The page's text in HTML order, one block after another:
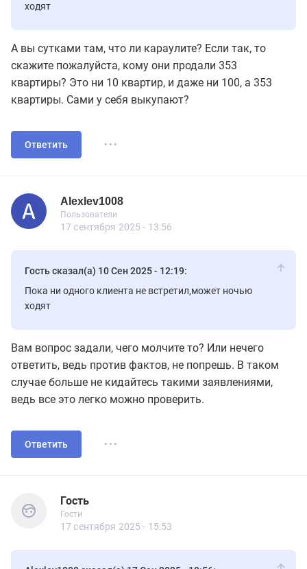
ходят
А вы сутками там, что ли караулите? Если так, то
скажите пожалуйста, кому они продали 353
квартиры? Это ни 10 квартир, и даже ни 100, а 353
квартиры. Сами у себя выкупают?
Ответить ...
Alexlev1008
Alexlev1008
Пользователи
Пользователь
Пользователи
30 сообщений
17 сентября 2025 - 13:56
Гость сказал(а) 10 Сен 2025 - 12:19:
Пока ни одного клиента не встретил,может ночью
ходят
Вам вопрос задали, чего молчите то? Или нечего
ответить, ведь против фактов, не попрешь. В таком
случае больше не кидайтесь такими заявлениями,
ведь все это легко можно проверить.
Ответить ...
Гость
Гость
Гости
Гости
17 сентября 2025 - 15:53